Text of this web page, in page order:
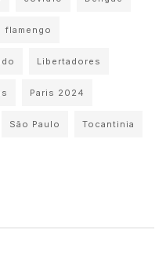
flamengo
Libertadores
Paris 2024
São Paulo Tocantinia